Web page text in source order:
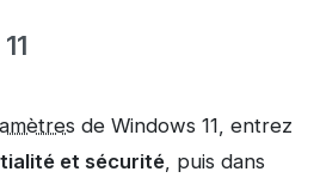
de Windows 11, entrez
et sécurité, puis dans